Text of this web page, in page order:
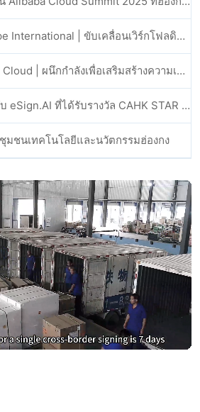
eSign.AI × Antelope International | ขับเคลื่อนเวิร์กโฟลดิจิทัลที่ปลอดภัยและขับเคลื่อนด้วย AI
eSign.AI × Alibaba Cloud | ผนึกกำลังเพื่อเสริมสร้างความเชื่อมั่นดิจิทัลระดับโลกสำหรับฟินเทค
ขอแสดงความยินดีกับ eSign.AI ที่ได้รับรางวัล CAHK STAR Award 2025
มชนเทคโนโลยีและนวัตกรรมฮ่องกง